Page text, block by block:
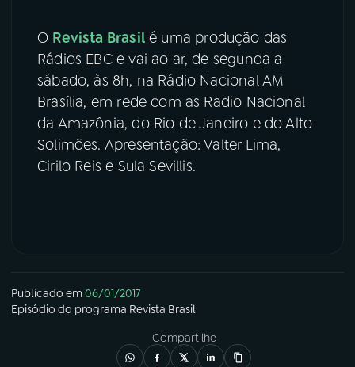
O Revista Brasilé uma produção das
Rádios EBC e vai ao ar, de segunda a
sábado, às 8h, na Rádio Nacional AM
Brasília, em rede com as Radio Nacional
da Amazônia, do Rio de Janeiro e do Alto
Solimões. Apresentação: Valter Lima,
Cirilo Reis e Sula Sevillis.
Publicado em06/01/2017
Episódio do programa Revista Brasil
Compartilhe